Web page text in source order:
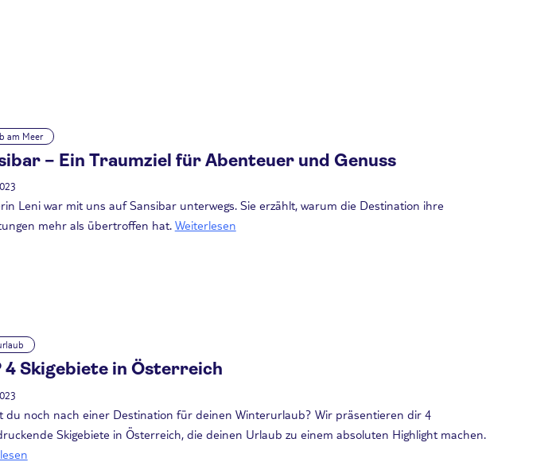
am Meer
– Ein Traumziel für Abenteuer und Genuss
Leni war mit uns auf Sansibar unterwegs. Sie erzählt, warum die Destination ihre
mehr als übertroffen hat. Weiterlesen
4 Skigebiete in Österreich
du noch nach einer Destination für deinen Winterurlaub? Wir präsentieren dir 4
Skigebiete in Österreich, die deinen Urlaub zu einem absoluten Highlight machen.